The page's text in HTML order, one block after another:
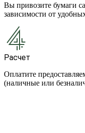
Вы привозите бумаги
зависимости от
Расчет
Оплатите
(наличные или